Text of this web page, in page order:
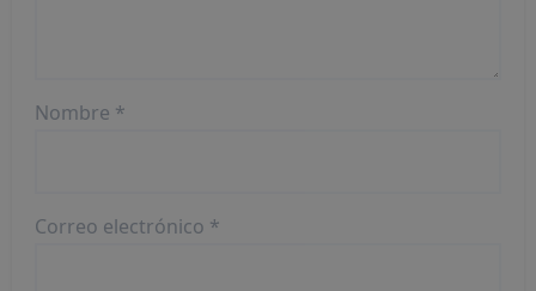
Nombre *
Correo electrónico *